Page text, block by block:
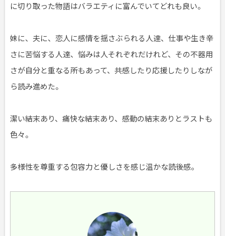
に切り取った物語はバラエティに富んでいてどれも良い。
妹に、夫に、恋人に感情を揺さぶられる人達、仕事や生き辛
さに苦悩する人達、悩みは人それぞれだけれど、その不器用
さが自分と重なる所もあって、共感したり応援したりしなが
ら読み進めた。
潔い結末あり、痛快な結末あり、感動の結末ありとラストも
色々。
多様性を尊重する包容力と優しさを感じ温かな読後感。